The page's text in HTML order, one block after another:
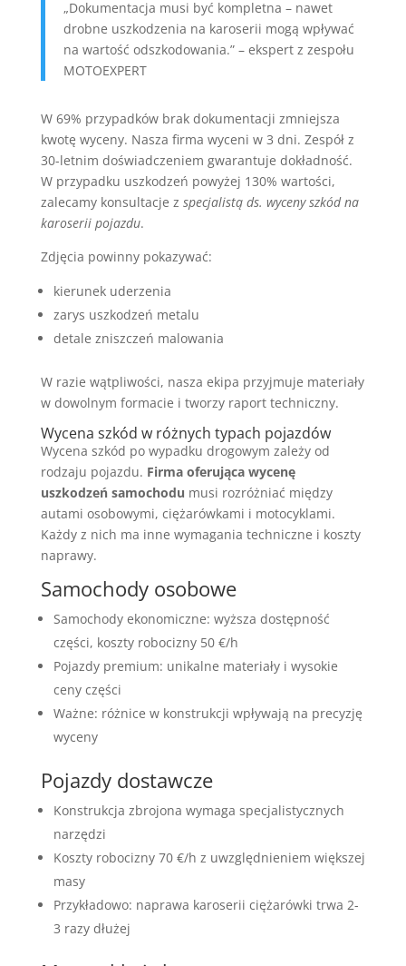
„Dokumentacja musi być kompletna – nawet
drobne uszkodzenia na karoserii mogą wpływać
na wartość odszkodowania.” – ekspert z zespołu
MOTOEXPERT
W 69% przypadków brak dokumentacji zmniejsza
kwotę wyceny. Nasza firma wyceni w 3 dni. Zespół z
30-letnim doświadczeniem gwarantuje dokładność.
W przypadku uszkodzeń powyżej 130% wartości,
zalecamy konsultacje z specjalistą ds. wyceny szkód na
karoserii pojazdu.
Zdjęcia powinny pokazywać:
kierunek uderzenia
zarys uszkodzeń metalu
detale zniszczeń malowania
W razie wątpliwości, nasza ekipa przyjmuje materiały
w dowolnym formacie i tworzy raport techniczny.
Wycena szkód w różnych typach pojazdów
Wycena szkód po wypadku drogowym zależy od
rodzaju pojazdu. Firma oferująca wycenę
uszkodzeń samochodu musi rozróżniać między
autami osobowymi, ciężarówkami i motocyklami.
Każdy z nich ma inne wymagania techniczne i koszty
naprawy.
Samochody osobowe
Samochody ekonomiczne: wyższa dostępność
części, koszty robocizny 50 €/h
Pojazdy premium: unikalne materiały i wysokie
ceny części
Ważne: różnice w konstrukcji wpływają na precyzję
wyceny
Pojazdy dostawcze
Konstrukcja zbrojona wymaga specjalistycznych
narzędzi
Koszty robocizny 70 €/h z uwzględnieniem większej
masy
Przykładowo: naprawa karoserii ciężarówki trwa 2-
3 razy dłużej